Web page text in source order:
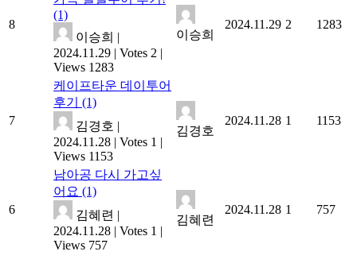
8
(1)
이승희 |
2024.11.29 | Votes 2 |
Views 1283
이승희
2024.11.29 2 1283
7
케이프타운 데이투어
후기 (1)
김경호 |
2024.11.28 | Votes 1 |
Views 1153
김경호
2024.11.28 1 1153
6
남아공 다시 가고싶
어요 (1)
김혜련 |
2024.11.28 | Votes 1 |
Views 757
김혜련
2024.11.28 1 757